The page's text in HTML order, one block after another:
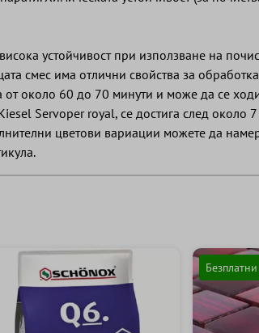
устойчивост при използване на
смес има отлични свойства за
около 60 до 70 минути и може да се
Servoper royal, се достига след около
цветови вариации можете да